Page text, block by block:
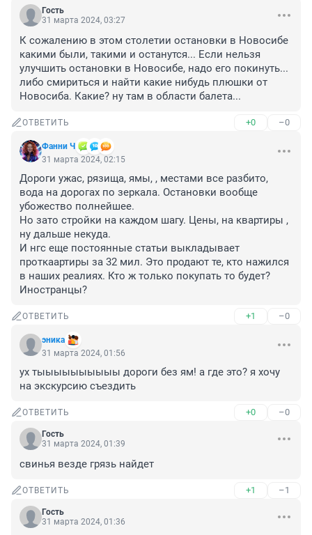
Гость
31 марта 2024, 03:27
К сожалению в этом столетии остановки в Новосибе
какими были, такими и останутся... Если нельзя
улучшить остановки в Новосибе, надо его покинуть...
либо смириться и найти какие нибудь плюшки от
Новосиба. Какие? ну там в области балета...
ОТВЕТИТЬ +0 –0
Фанни Ч
31 марта 2024, 02:15
Дороги ужас, рязища, ямы, , местами все разбито,
вода на дорогах по зеркала. Остановки вообще
убожество полнейшее.
Но зато стройки на каждом шагу. Цены, на квартиры ,
ну дальше некуда.
И нгс еще постоянные статьи выкладывает
проткаартиры за 32 мил. Это продают те, кто нажился
в наших реалиях. Кто ж только покупать то будет?
Иностранцы?
ОТВЕТИТЬ +1 –0
эника
31 марта 2024, 01:56
ух тыыыыыыыыыы дороги без ям! а где это? я хочу
на экскурсию съездить
ОТВЕТИТЬ +0 –0
Гость
31 марта 2024, 01:39
свинья везде грязь найдет
ОТВЕТИТЬ +1 –1
Гость
31 марта 2024, 01:36